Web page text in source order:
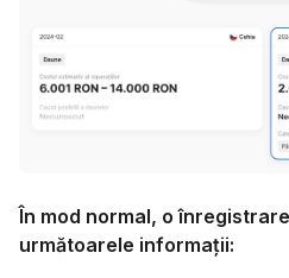
În mod normal, o
următoarele informații: